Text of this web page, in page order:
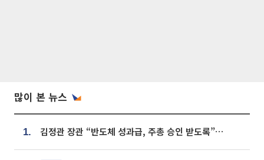
많이 본 뉴스
1. 김정관 장관 “반도체 성과급, 주총 승인 받도록”…상법·자본시장법 개정 시사